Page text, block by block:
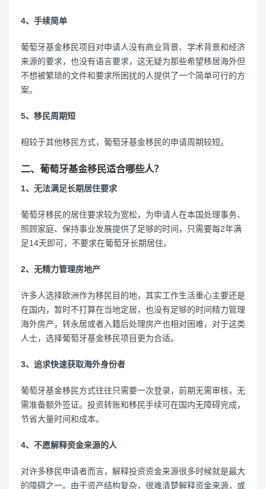
4、手续简单
葡萄牙基金移民项目对申请人没有商业背景、学术背景和经济
来源的要求，也没有语言要求，这无疑为那些希望移居海外但
不想被繁琐的文件和要求所困扰的人提供了一个简单可行的方
案。
5、移民周期短
相较于其他移民方式，葡萄牙基金移民的申请周期较短。
二、葡萄牙基金移民适合哪些人？
1、无法满足长期居住要求
葡萄牙移民的居住要求较为宽松，为申请人在本国处理事务、
照顾家庭、保持事业发展提供了足够的时间，只需要每2年满
足14天即可，不要求在葡萄牙长期居住。
2、无精力管理房地产
许多人选择欧洲作为移民目的地，其实工作生活重心主要还是
在国内，暂时不打算在当地定居，也没有足够的时间精力管理
海外房产，转永居或者入籍后处理房产也相对困难，对于这类
人士，选择葡萄牙基金移民项目更为合适。
3、追求快速获取海外身份者
葡萄牙基金移民方式往往只需要一次登录，前期无需审核，无
需准备额外签证。投资转账和移民手续可在国内无障碍完成，
节省大量时间和成本。
4、不愿解释资金来源的人
对许多移民申请者而言，解释投资资金来源很多时候就是最大
的障碍之一。由于资产结构复杂，很难清楚解释资金来源，或